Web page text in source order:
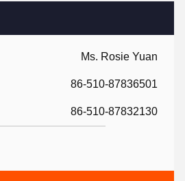
Ms. Rosie Yuan
86-510-87836501
86-510-87832130